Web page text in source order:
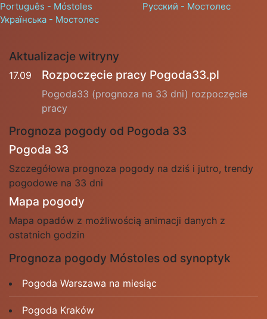
Português - Móstoles
Русский - Мостолес
Українська - Мостолес
Aktualizacje witryny
17.09 Rozpoczęcie pracy Pogoda33.pl
Pogoda33 (prognoza na 33 dni) rozpoczęcie
pracy
Prognoza pogody od Pogoda 33
Pogoda 33
Szczegółowa prognoza pogody na dziś i jutro, trendy
pogodowe na 33 dni
Mapa pogody
Mapa opadów z możliwością animacji danych z
ostatnich godzin
Prognoza pogody Móstoles od synoptyk
Pogoda Warszawa na miesiąc
Pogoda Kraków